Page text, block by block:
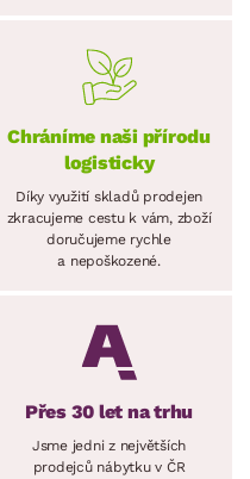
Chráníme naši přírodu
logisticky
Díky využití skladů prodejen
zkracujeme cestu k vám, zboží
doručujeme rychle
a nepoškozené.
Přes 30 let na trhu
Jsme jedni z největších
prodejců nábytku v ČR